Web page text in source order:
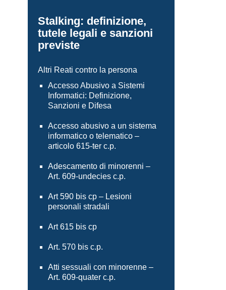
Stalking: definizione,
tutele legali e sanzioni
previste
Altri Reati contro la persona
Accesso Abusivo a Sistemi
Informatici: Definizione,
Sanzioni e Difesa
Accesso abusivo a un sistema
informatico o telematico –
articolo 615-ter c.p.
Adescamento di minorenni –
Art. 609-undecies c.p.
Art 590 bis cp – Lesioni
personali stradali
Art 615 bis cp
Art. 570 bis c.p.
Atti sessuali con minorenne –
Art. 609-quater c.p.